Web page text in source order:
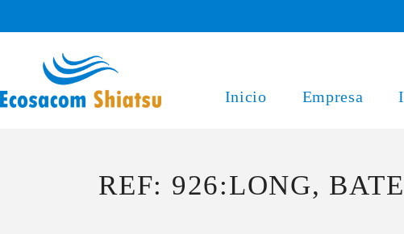
Inicio Empresa
REF: 926:LONG,